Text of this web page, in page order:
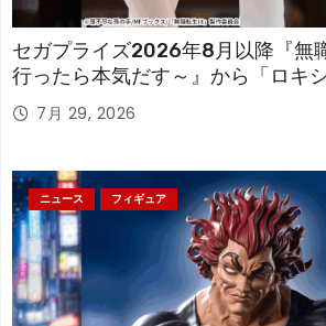
セガプライズ2026年8月以降『無
行ったら本気だす～』から「ロキ
アが登場！
7月 29, 2026
ニュース フィギュア